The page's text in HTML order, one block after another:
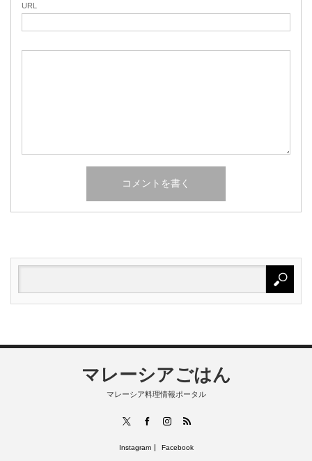
URL
マレーシアごはん
マレーシア料理情報ポータル
FacebookInstagram
RSS
Instagram Facebook